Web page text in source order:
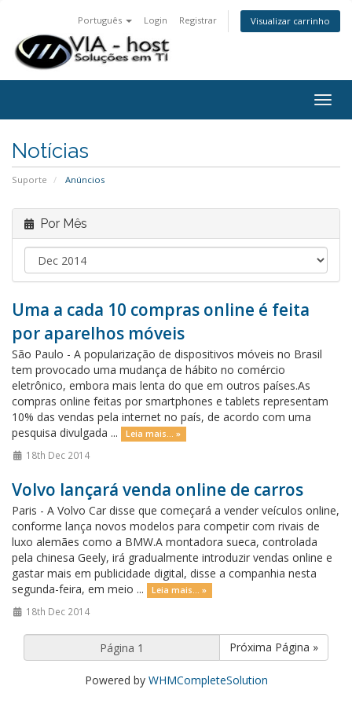
Português Login Registrar Visualizar carrinho
Notícias
Suporte Anúncios
Por Mês
Uma a cada 10 compras online é feita
por aparelhos móveis
São Paulo - A popularização de dispositivos móveis no Brasil
tem provocado uma mudança de hábito no comércio
eletrônico, embora mais lenta do que em outros países.As
compras online feitas por smartphones e tablets representam
10% das vendas pela internet no país, de acordo com uma
pesquisa divulgada ...
Leia mais... »
18th Dec 2014
Volvo lançará venda online de carros
Paris - A Volvo Car disse que começará a vender veículos online,
conforme lança novos modelos para competir com rivais de
luxo alemães como a BMW.A montadora sueca, controlada
pela chinesa Geely, irá gradualmente introduzir vendas online e
gastar mais em publicidade digital, disse a companhia nesta
segunda-feira, em meio ...
Leia mais... »
18th Dec 2014
Próxima Página »
Powered by WHMCompleteSolution